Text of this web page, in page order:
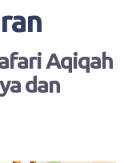
Aqiqah
dan